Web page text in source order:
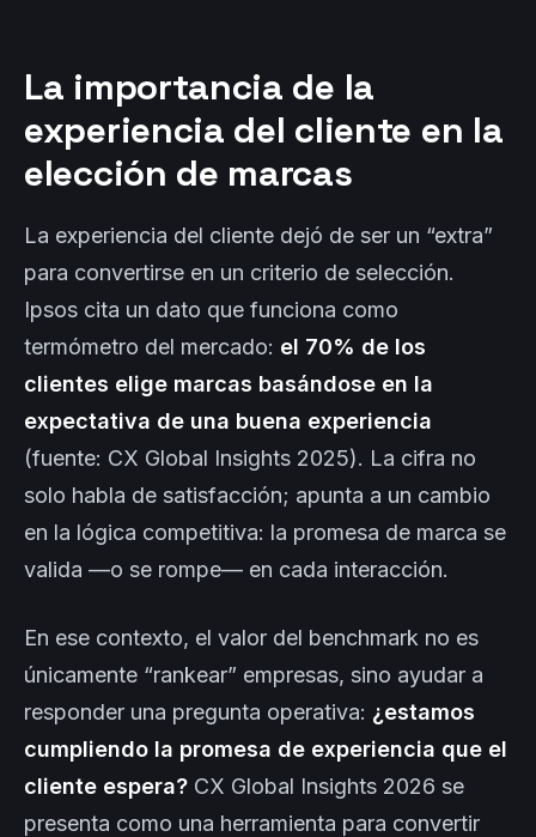
La importancia de la
experiencia del cliente en la
elección de marcas
La experiencia del cliente dejó de ser un “extra”
para convertirse en un criterio de selección.
Ipsos cita un dato que funciona como
termómetro del mercado: el 70% de los
clientes elige marcas basándose en la
expectativa de una buena experiencia
(fuente: CX Global Insights 2025). La cifra no
solo habla de satisfacción; apunta a un cambio
en la lógica competitiva: la promesa de marca se
valida —o se rompe— en cada interacción.
En ese contexto, el valor del benchmark no es
únicamente “rankear” empresas, sino ayudar a
responder una pregunta operativa: ¿estamos
cumpliendo la promesa de experiencia que el
cliente espera? CX Global Insights 2026 se
presenta como una herramienta para convertir